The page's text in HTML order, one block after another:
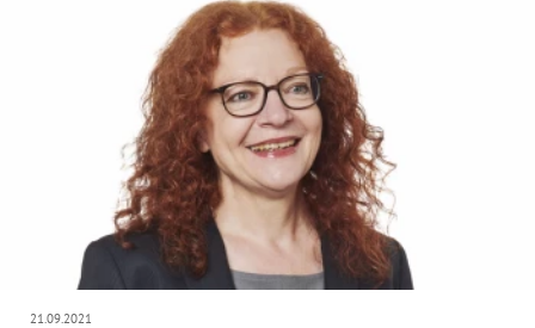
21.09.2021